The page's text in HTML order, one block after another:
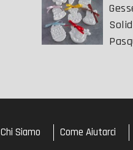
Chi Siamo Come Aiutarci